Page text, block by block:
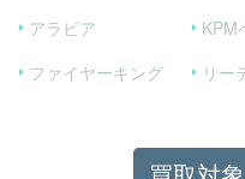
アラビア
KPM
ファイヤーキング
リー